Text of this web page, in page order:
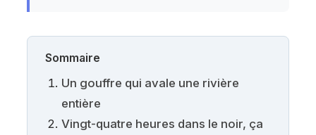
Sommaire
Un gouffre qui avale une rivière
entière
Vingt-quatre heures dans le noir, ça